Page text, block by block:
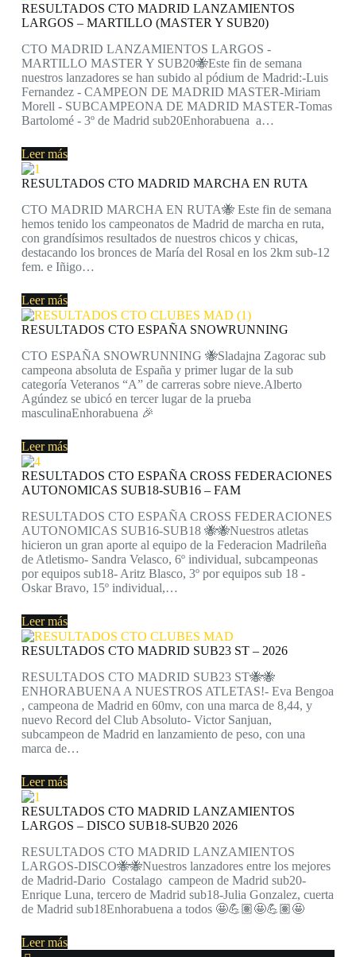
RESULTADOS CTO MADRID LANZAMIENTOS
LARGOS – MARTILLO (MASTER Y SUB20)
CTO MADRID LANZAMIENTOS LARGOS -
MARTILLO MASTER Y SUB20🐝Este fin de semana
nuestros lanzadores se han subido al pódium de Madrid:-Luis
Fernandez - CAMPEON DE MADRID MASTER-Miriam
Morell - SUBCAMPEONA DE MADRID MASTER-Tomas
Bartolomé - 3º de Madrid sub20Enhorabuena a…
Leer más
RESULTADOS CTO MADRID MARCHA EN RUTA
CTO MADRID MARCHA EN RUTA🐝 Este fin de semana
hemos tenido los campeonatos de Madrid de marcha en ruta,
con grandísimos resultados de nuestros chicos y chicas,
destacando los bronces de María del Rosal en los 2km sub-12
fem. e Iñigo…
Leer más
RESULTADOS CTO ESPAÑA SNOWRUNNING
CTO ESPAÑA SNOWRUNNING 🐝Sladajna Zagorac sub
campeona absoluta de España y primer lugar de la sub
categoría Veteranos “A” de carreras sobre nieve.Alberto
Agúndez se ubicó en tercer lugar de la prueba
masculinaEnhorabuena 🎉
Leer más
RESULTADOS CTO ESPAÑA CROSS FEDERACIONES
AUTONOMICAS SUB18-SUB16 – FAM
RESULTADOS CTO ESPAÑA CROSS FEDERACIONES
AUTONOMICAS SUB16-SUB18 🐝🐝Nuestros atletas
hicieron un gran aporte al equipo de la Federacion Madrileña
de Atletismo- Sandra Velasco, 6º individual, subcampeonas
por equipos sub18- Aritz Blasco, 3º por equipos sub 18 -
Oskar Bravo, 15º individual,…
Leer más
RESULTADOS CTO MADRID SUB23 ST – 2026
RESULTADOS CTO MADRID SUB23 ST🐝🐝
ENHORABUENA A NUESTROS ATLETAS!- Eva Bengoa
, campeona de Madrid en 60mv, con una marca de 8,44, y
nuevo Record del Club Absoluto- Victor Sanjuan,
subcampeon de Madrid en lanzamiento de peso, con una
marca de…
Leer más
RESULTADOS CTO MADRID LANZAMIENTOS
LARGOS – DISCO SUB18-SUB20 2026
RESULTADOS CTO MADRID LANZAMIENTOS
LARGOS-DISCO🐝🐝Nuestros lanzadores entre los mejores
de Madrid-Dario Costalago campeon de Madrid sub20-
Enrique Luna, tercero de Madrid sub18-Julia Gonzalez, cuerta
de Madrid sub18Enhorabuena a todos 🤩💪🏽🤩💪🏽🤩
Leer más